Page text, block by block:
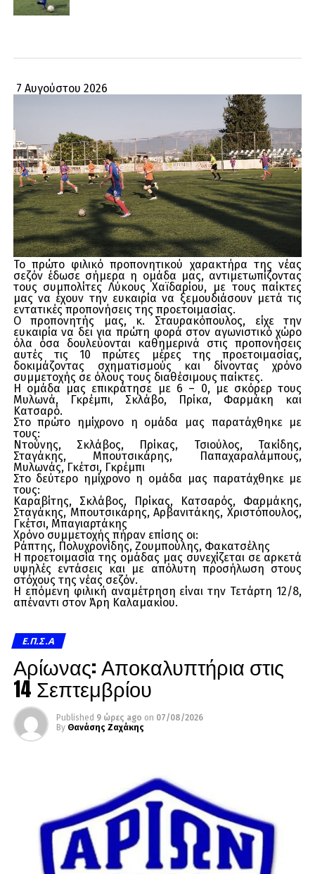
7 Αυγούστου 2026
Το πρώτο φιλικό προπονητικού χαρακτήρα της νέας
σεζόν έδωσε σήμερα η ομάδα μας, αντιμετωπίζοντας
τους συμπολίτες Λύκους Χαϊδαρίου, με τους παίκτες
μας να έχουν την ευκαιρία να ξεμουδιάσουν μετά τις
εντατικές προπονήσεις της προετοιμασίας.
Ο προπονητής μας, κ. Σταυρακόπουλος, είχε την
ευκαιρία να δει για πρώτη φορά στον αγωνιστικό χώρο
όλα όσα δουλεύονται καθημερινά στις προπονήσεις
αυτές τις 10 πρώτες μέρες της προετοιμασίας,
δοκιμάζοντας σχηματισμούς και δίνοντας χρόνο
συμμετοχής σε όλους τους διαθέσιμους παίκτες.
Η ομάδα μας επικράτησε με 6 – 0, με σκόρερ τους
Μυλωνά, Γκρέμπι, Σκλάβο, Πρίκα, Φαρμάκη και
Κατσαρό.
Στο πρώτο ημίχρονο η ομάδα μας παρατάχθηκε με
τους:
Ντούνης, Σκλάβος, Πρίκας, Τσιούλος, Τακίδης,
Σταγάκης, Μπουτσικάρης, Παπαχαραλάμπους,
Μυλωνάς, Γκέτσι, Γκρέμπι
Στο δεύτερο ημίχρονο η ομάδα μας παρατάχθηκε με
τους:
Καραβίτης, Σκλάβος, Πρίκας, Κατσαρός, Φαρμάκης,
Σταγάκης, Μπουτσικάρης, Αρβανιτάκης, Χριστόπουλος,
Γκέτσι, Μπαγιαρτάκης
Χρόνο συμμετοχής πήραν επίσης οι:
Ράπτης, Πολυχρονίδης, Ζουμπούλης, Φακατσέλης
Η προετοιμασία της ομάδας μας συνεχίζεται σε αρκετά
υψηλές εντάσεις και με απόλυτη προσήλωση στους
στόχους της νέας σεζόν.
Η επόμενη φιλική αναμέτρηση είναι την Τετάρτη 12/8,
απέναντι στον Άρη Καλαμακίου.
Ε.Π.Σ.Α
Αρίωνας: Αποκαλυπτήρια στις
14 Σεπτεμβρίου
Published 9 ώρες ago on 07/08/2026
By Θανάσης Ζαχάκης